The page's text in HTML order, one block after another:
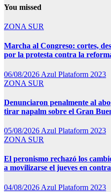
You missed
ZONA SUR
Marcha al Congreso: cortes,
por la protesta contra la
06/08/2026 Azul Plataform 2023
ZONA SUR
Denunciaron penalmente al
tirar napalm sobre el Gran
05/08/2026 Azul Plataform 2023
ZONA SUR
El peronismo rechazó los
a movilizarse el jueves en
04/08/2026 Azul Plataform 2023